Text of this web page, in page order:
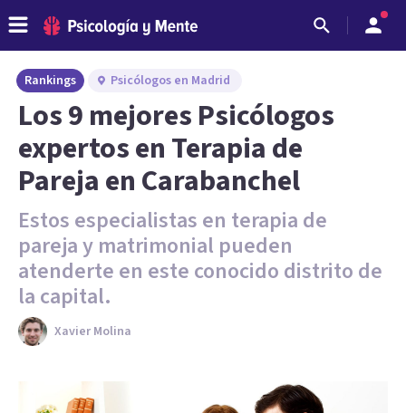
Rankings Psicólogos en Madrid
Los 9 mejores Psicólogos
expertos en Terapia de
Pareja en Carabanchel
Estos especialistas en terapia de
pareja y matrimonial pueden
atenderte en este conocido distrito de
la capital.
Xavier Molina